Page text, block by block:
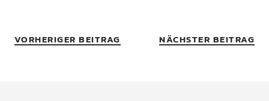
VORHERIGER BEITRAG NÄCHSTER BEITRAG